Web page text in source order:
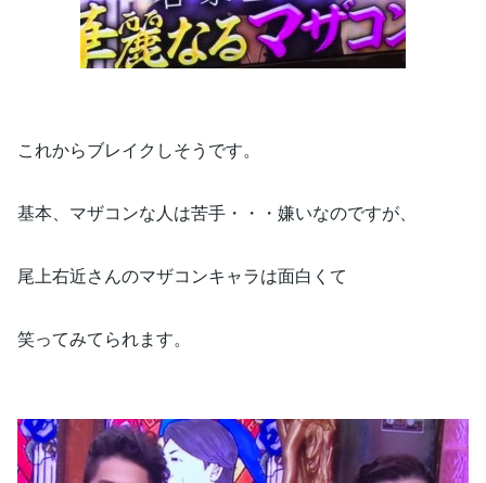
これからブレイクしそうです。
基本、マザコンな人は苦手・・・嫌いなのですが、
尾上右近さんのマザコンキャラは面白くて
笑ってみてられます。